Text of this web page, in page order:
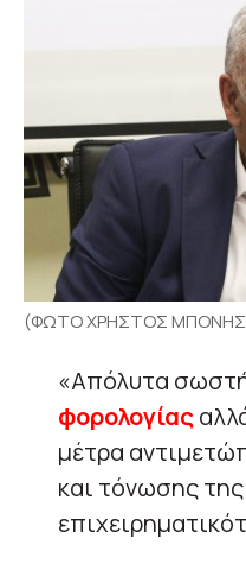
(ΦΩΤΟ ΧΡΗΣΤΟΣ ΜΠΟΝΗΣ//
«Απόλυτα
φορολογίας
μέτρα
και τόνωσης της